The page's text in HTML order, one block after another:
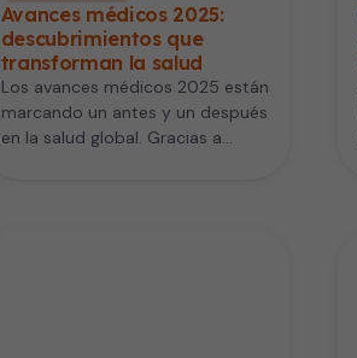
Avances médicos 2025:
descubrimientos que
transforman la salud
Los avances médicos 2025 están
marcando un antes y un después
en la salud global. Gracias a